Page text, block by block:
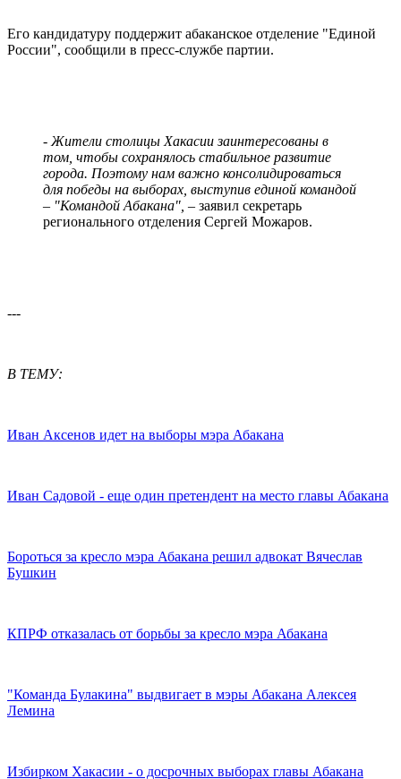
Его кандидатуру поддержит абаканское отделение "Единой
России", сообщили в пресс-службе партии.
- Жители столицы Хакасии заинтересованы в
том, чтобы сохранялось стабильное развитие
города. Поэтому нам важно консолидироваться
для победы на выборах, выступив единой командой
– "Командой Абакана", – заявил секретарь
регионального отделения Сергей Можаров.
---
В ТЕМУ:
Иван Аксенов идет на выборы мэра Абакана
Иван Садовой - еще один претендент на место главы Абакана
Бороться за кресло мэра Абакана решил адвокат Вячеслав
Бушкин
КПРФ отказалась от борьбы за кресло мэра Абакана
"Команда Булакина" выдвигает в мэры Абакана Алексея
Лемина
Избирком Хакасии - о досрочных выборах главы Абакана